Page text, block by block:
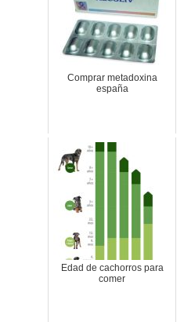
Comprar metadoxina
españa
Edad de cachorros para
comer